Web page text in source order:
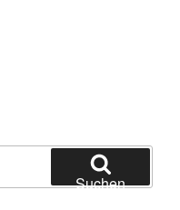
Suchen